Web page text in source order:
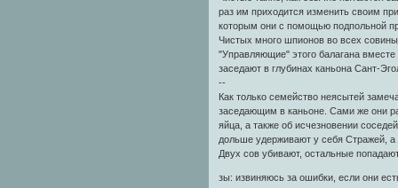
раз им приходится изменить своим
которым они с помощью подпольной
Чистых много шпионов во всех
"Управляющие" этого балагана
заседают в глубинах каньона Сант-
--
Как только семейство неясытей
заседающим в каньоне. Сами же они
яйца, а также об исчезновении
дольше удерживают у себя Стражей, а
Двух сов убивают, остальные
зы: извиняюсь за ошибки, если они